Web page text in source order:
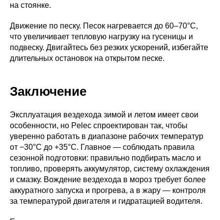
на стоянке.
Движение по песку. Песок нагревается до 60–70°C,
что увеличивает тепловую нагрузку на гусеницы и
подвеску. Двигайтесь без резких ускорений, избегайте
длительных остановок на открытом песке.
Заключение
Эксплуатация вездехода зимой и летом имеет свои
особенности, но Pelec спроектирован так, чтобы
уверенно работать в диапазоне рабочих температур
от −30°C до +35°C. Главное — соблюдать правила
сезонной подготовки: правильно подбирать масло и
топливо, проверять аккумулятор, систему охлаждения
и смазку. Вождение вездехода в мороз требует более
аккуратного запуска и прогрева, а в жару — контроля
за температурой двигателя и гидратацией водителя.